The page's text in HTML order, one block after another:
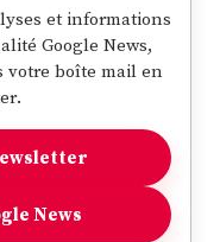
et informations
Google News,
votre boîte mail en
News